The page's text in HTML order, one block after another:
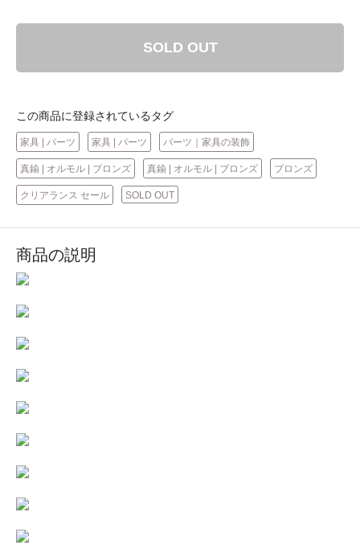
SOLD OUT
この商品に登録されているタグ
家具 | パーツ 家具 | パーツ パーツ｜家具の装飾
真鍮 | オルモル | ブロンズ 真鍮 | オルモル | ブロンズ ブロンズ
クリアランス セール SOLD OUT
商品の説明